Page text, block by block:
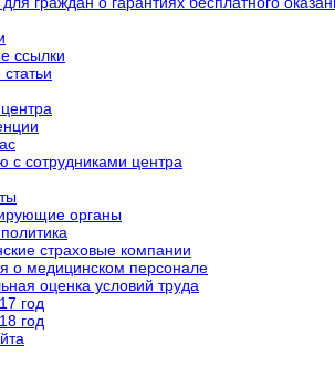
ссылки
с сотрудниками центра
органы
страховые компании
о медицинском персонале
оценка условий труда
год
год